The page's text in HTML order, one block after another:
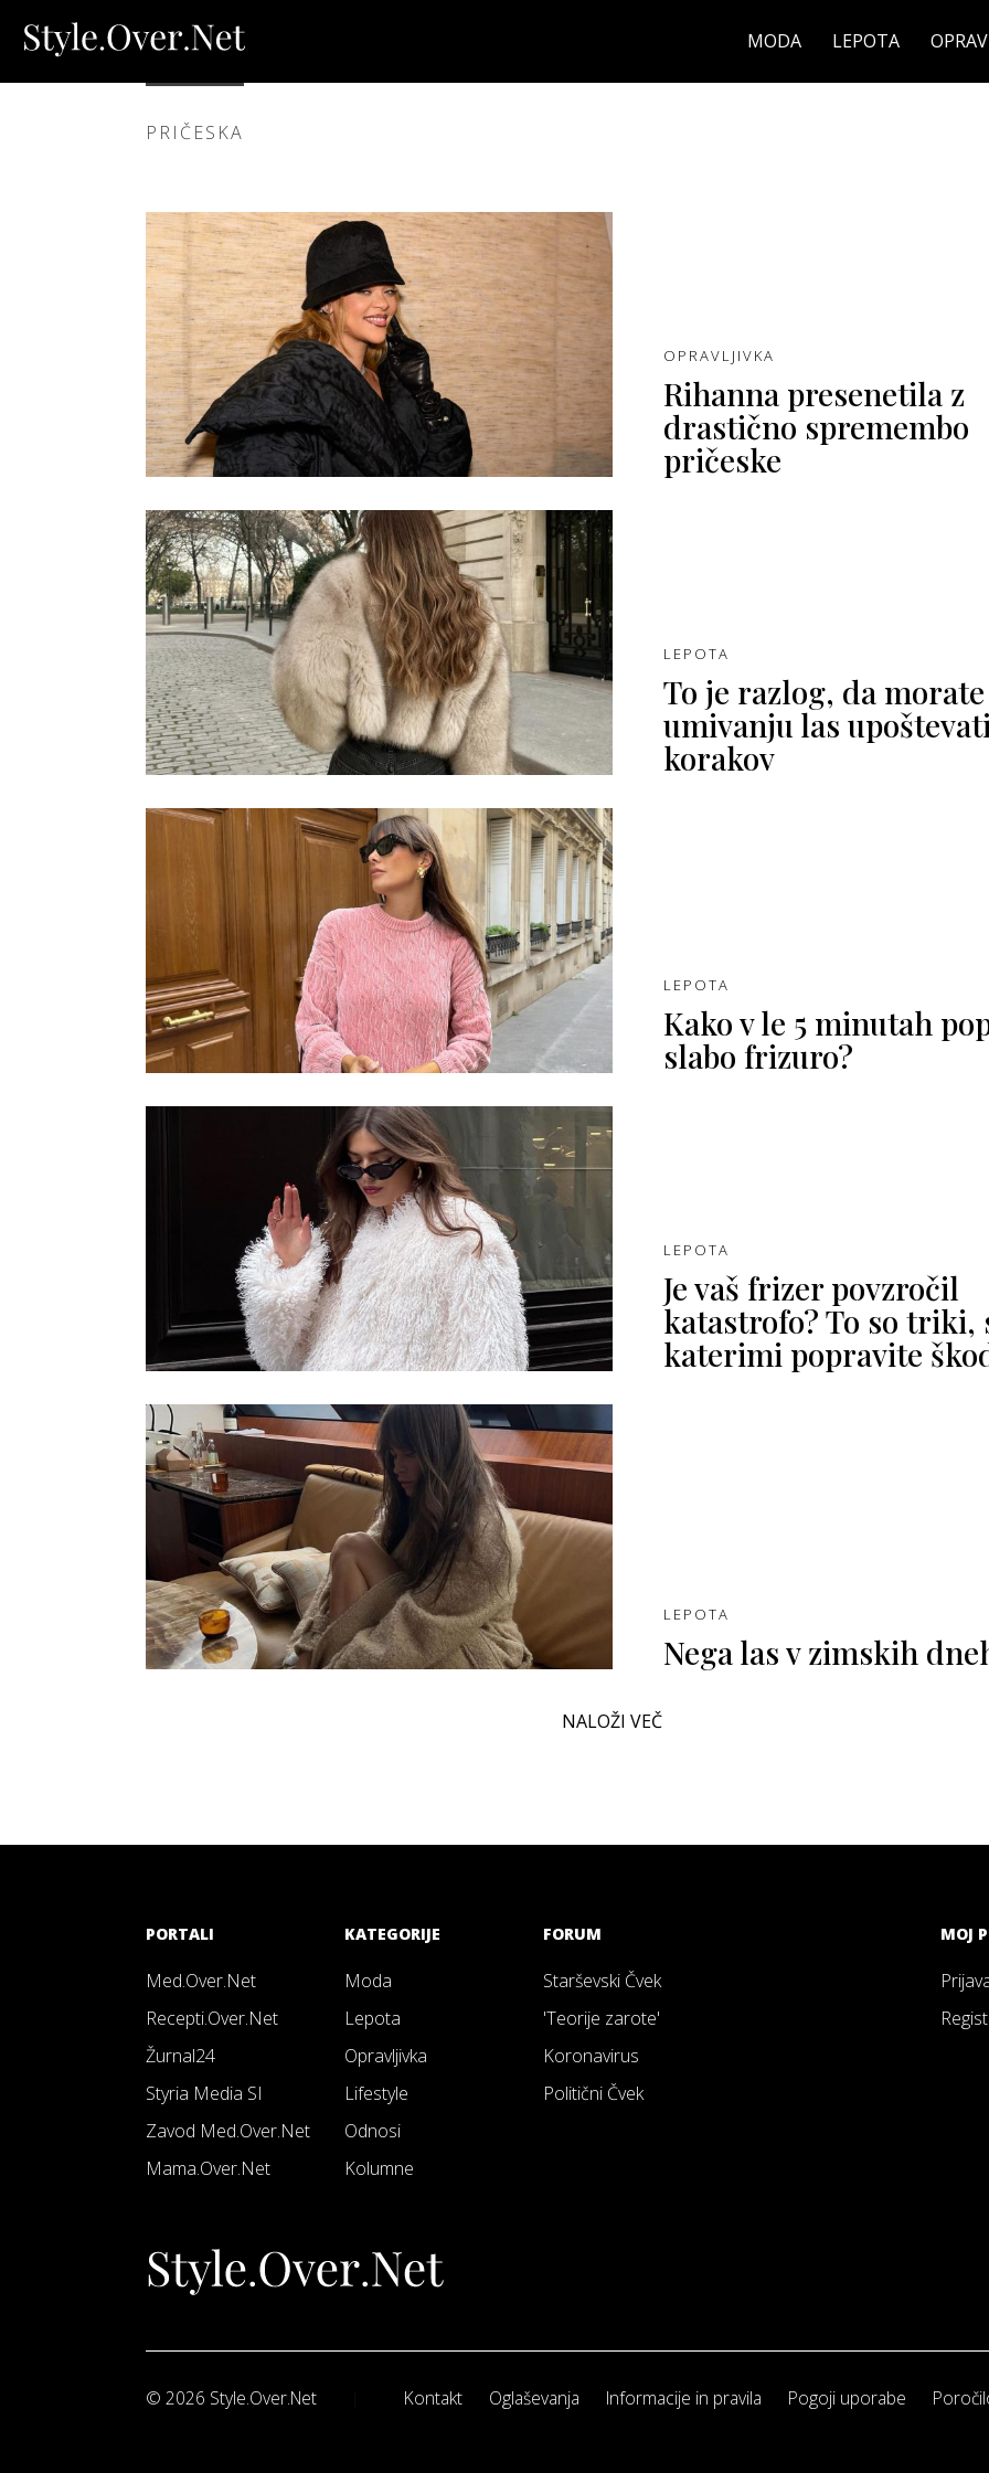
MODA LEPOTA
PRIČESKA
OPRAVLJIVKA
Rihanna presenetila z
drastično spremembo
pričeske
LEPOTA
To je razlog, da
umivanju las
korakov
LEPOTA
Kako v le 5 minutah
slabo frizuro?
LEPOTA
Je vaš frizer povzročil
katastrofo? To so triki,
katerimi popravite
LEPOTA
Nega las v zimskih
NALOŽI VEČ
PORTALI
Med.Over.Net
Recepti.Over.Net
Žurnal24
Styria Media SI
Zavod Med.Over.Net
Mama.Over.Net
KATEGORIJE
Moda
Lepota
Opravljivka
Lifestyle
Odnosi
Kolumne
FORUM
Starševski Čvek
'Teorije zarote'
Koronavirus
Politični Čvek
MOJ
© 2026 Style.Over.Net Kontakt Oglaševanja Informacije in pravila Pogoji uporabe